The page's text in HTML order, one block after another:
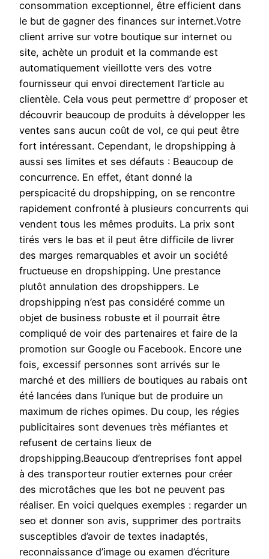
consommation exceptionnel, être efficient dans
le but de gagner des finances sur internet.Votre
client arrive sur votre boutique sur internet ou
site, achète un produit et la commande est
automatiquement vieillotte vers des votre
fournisseur qui envoi directement l’article au
clientèle. Cela vous peut permettre d’ proposer et
découvrir beaucoup de produits à développer les
ventes sans aucun coût de vol, ce qui peut être
fort intéressant. Cependant, le dropshipping à
aussi ses limites et ses défauts : Beaucoup de
concurrence. En effet, étant donné la
perspicacité du dropshipping, on se rencontre
rapidement confronté à plusieurs concurrents qui
vendent tous les mêmes produits. La prix sont
tirés vers le bas et il peut être difficile de livrer
des marges remarquables et avoir un société
fructueuse en dropshipping. Une prestance
plutôt annulation des dropshippers. Le
dropshipping n’est pas considéré comme un
objet de business robuste et il pourrait être
compliqué de voir des partenaires et faire de la
promotion sur Google ou Facebook. Encore une
fois, excessif personnes sont arrivés sur le
marché et des milliers de boutiques au rabais ont
été lancées dans l’unique but de produire un
maximum de riches opimes. Du coup, les régies
publicitaires sont devenues très méfiantes et
refusent de certains lieux de
dropshipping.Beaucoup d’entreprises font appel
à des transporteur routier externes pour créer
des microtâches que les bot ne peuvent pas
réaliser. En voici quelques exemples : regarder un
seo et donner son avis, supprimer des portraits
susceptibles d’avoir de textes inadaptés,
reconnaissance d’image ou examen d’écriture